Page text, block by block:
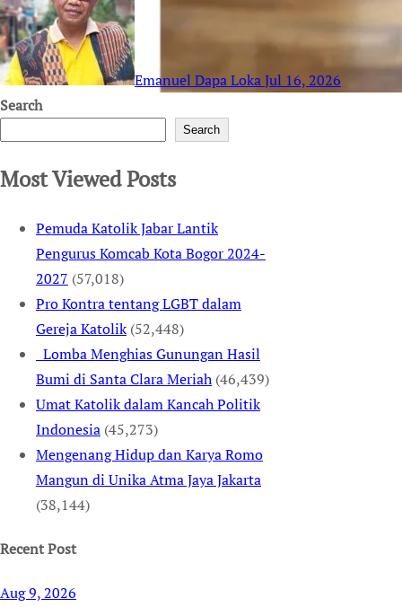
Emanuel Dapa LokaJul 16, 2026
Search
Search
Most Viewed Posts
Pemuda Katolik Jabar Lantik
Pengurus Komcab Kota Bogor 2024-
2027 (57,018)
Pro Kontra tentang LGBT dalam
Gereja Katolik (52,448)
Lomba Menghias Gunungan Hasil
Bumi di Santa Clara Meriah (46,439)
Umat Katolik dalam Kancah Politik
Indonesia (45,273)
Mengenang Hidup dan Karya Romo
Mangun di Unika Atma Jaya Jakarta
(38,144)
Recent Post
Aug 9, 2026